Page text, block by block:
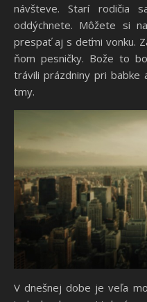
návšteve. Starí rodičia
oddýchnete. Môžete si
prespať aj s deťmi vonku.
ňom pesničky. Bože to
trávili prázdniny pri babke
tmy.
V dnešnej dobe je veľa